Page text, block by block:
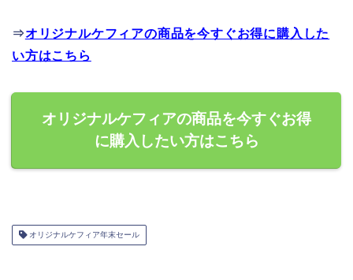
⇒オリジナルケフィアの商品を今すぐお得に購入した
い方はこちら
オリジナルケフィアの商品を今すぐお得
に購入したい方はこちら
オリジナルケフィア年末セール